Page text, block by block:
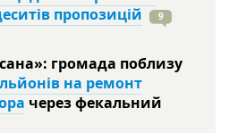
пропозицій
9
громада поблизу
на ремонт
через фекальний